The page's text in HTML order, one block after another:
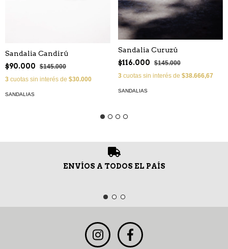
Sandalia Candirú
$90.000
$145.000
3 cuotas sin interés de $30.000
SANDALIAS
Sandalia Curuzú
$116.000
$145.000
3cuotas sin interés de $38.666,67
SANDALIAS
ENVÍOS A TODOS EL PAÍS